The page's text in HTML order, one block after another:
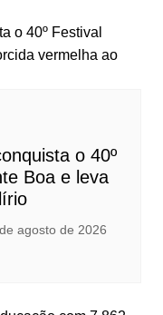
o 40º
Boa e leva
agosto de 2026